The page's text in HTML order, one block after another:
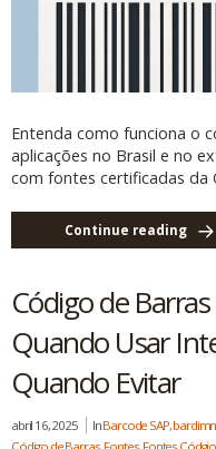
Entenda como funciona o
aplicações no Brasil e no
com fontes certificadas da
Continue reading
Código de
Quando Usar
Quando Evitar
abril 16, 2025 InBarcode SAP,